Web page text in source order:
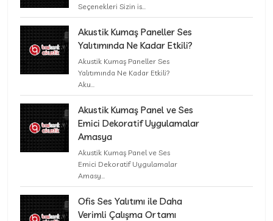
Seçenekleri Sizin is...
Akustik Kumaş Paneller Ses
Yalıtımında Ne Kadar Etkili?
Akustik Kumaş Paneller Ses
Yalıtımında Ne Kadar Etkili?
Aku...
Akustik Kumaş Panel ve Ses
Emici Dekoratif Uygulamalar
Amasya
Akustik Kumaş Panel ve Ses
Emici Dekoratif Uygulamalar
Amasy...
Ofis Ses Yalıtımı ile Daha
Verimli Çalışma Ortamı